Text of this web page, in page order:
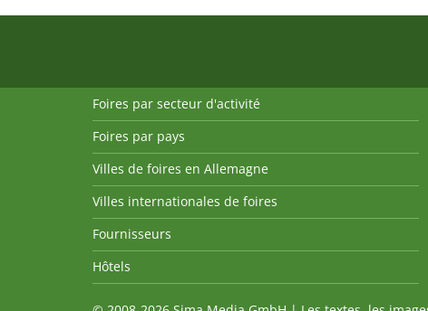
Foires par secteur d'activité
Foires par pays
Villes de foires en Allemagne
Villes internationales de foires
Fournisseurs
Hôtels